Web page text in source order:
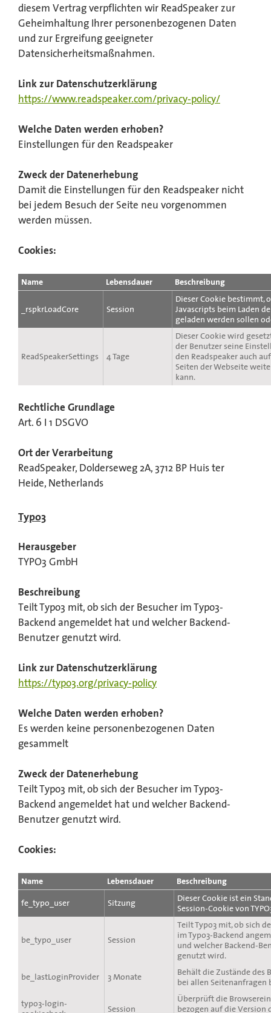
diesem Vertrag verpflichten wir ReadSpeaker zur
Geheimhaltung Ihrer personenbezogenen Daten
und zur Ergreifung geeigneter
Datensicherheitsmaßnahmen.
Link zur Datenschutzerklärung
https://www.readspeaker.com/privacy-policy/
Welche Daten werden erhoben?
Einstellungen für den Readspeaker
Zweck der Datenerhebung
Damit die Einstellungen für den Readspeaker nicht
bei jedem Besuch der Seite neu vorgenommen
werden müssen.
Cookies:
Name Lebensdauer Beschreibung
_rspkrLoadCore Session
Dieser Cookie bestimmt,
Javascripts beim Laden
geladen werden sollen
ReadSpeakerSettings 4 Tage
Dieser Cookie wird
der Benutzer seine
den Readspeaker auch
Seiten der Webseite
kann.
Rechtliche Grundlage
Art. 6 I 1 DSGVO
Ort der Verarbeitung
ReadSpeaker, Dolderseweg 2A, 3712 BP Huis ter
Heide, Netherlands
Typo3
Herausgeber
TYPO3 GmbH
Beschreibung
Teilt Typo3 mit, ob sich der Besucher im Typo3-
Backend angemeldet hat und welcher Backend-
Benutzer genutzt wird.
Link zur Datenschutzerklärung
https://typo3.org/privacy-policy
Welche Daten werden erhoben?
Es werden keine personenbezogenen Daten
gesammelt
Zweck der Datenerhebung
Teilt Typo3 mit, ob sich der Besucher im Typo3-
Backend angemeldet hat und welcher Backend-
Benutzer genutzt wird.
Cookies:
Name Lebensdauer Beschreibung
fe_typo_user Sitzung
Dieser Cookie ist ein
Session-Cookie von
be_typo_user Session
Teilt Typo3 mit, ob sich
im Typo3-Backend
und welcher Backend-
genutzt wird.
be_lastLoginProvider 3 Monate
Behält die Zustände des
bei allen Seitenanfragen
typo3-login-
Session
Überprüft die
bezogen auf die Version